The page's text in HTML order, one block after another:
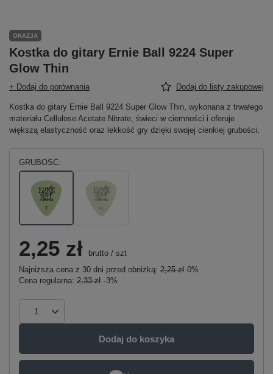
OKAZJA
Kostka do gitary Ernie Ball 9224 Super
Glow Thin
+ Dodaj do porównania Dodaj do listy zakupowej
Kostka do gitary Ernie Ball 9224 Super Glow Thin, wykonana z trwałego
materiału Cellulose Acetate Nitrate, świeci w ciemności i oferuje
większą elastyczność oraz lekkość gry dzięki swojej cienkiej grubości.
GRUBOŚĆ
2,25 zł brutto / szt
Najniższa cena z 30 dni przed obniżką: 2,25 zł 0%
Cena regularna: 2,33 zł -3%
Dodaj do koszyka